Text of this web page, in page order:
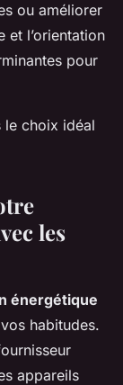
ou améliorer
et l’orientation
pour
le choix idéal
les
énergétique
habitudes.
appareils